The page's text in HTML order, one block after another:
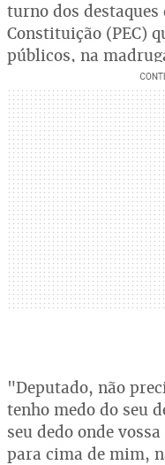
turno dos destaques
Constituição (PEC)
públicos, na
"Deputado, não
tenho medo do seu
seu dedo onde
para cima de mim,